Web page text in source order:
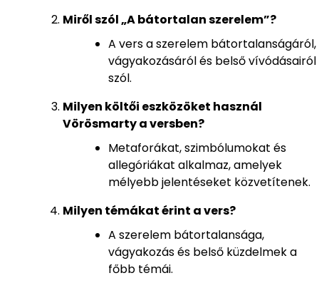
Miről szól „A bátortalan szerelem”?
A vers a szerelem bátortalanságáról,
vágyakozásáról és belső vívódásairól
szól.
Milyen költői eszközöket használ
Vörösmarty a versben?
Metaforákat, szimbólumokat és
allegóriákat alkalmaz, amelyek
mélyebb jelentéseket közvetítenek.
Milyen témákat érint a vers?
A szerelem bátortalansága,
vágyakozás és belső küzdelmek a
főbb témái.